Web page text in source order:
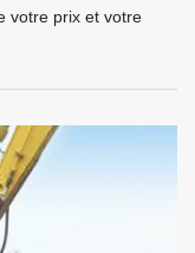
votre prix et votre